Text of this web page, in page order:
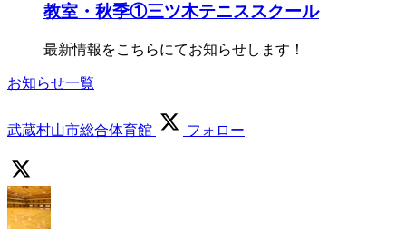
教室・秋季①三ツ木テニススクール
最新情報をこちらにてお知らせします！
お知らせ一覧
武蔵村山市総合体育館 フォロー